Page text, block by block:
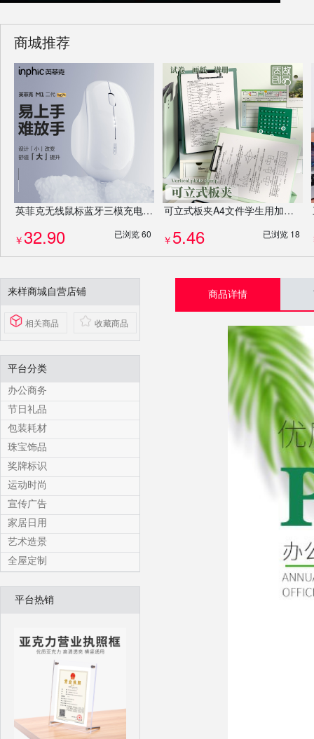
商城推荐
英菲克无线鼠标蓝牙三模充电静音商务办公家用笔记本充电静音鼠标
￥ 32.90 已浏览 60
可立式板夹A4文件学生用加厚板夹写字板垫板试卷夹竖版会议记录夹
￥ 5.46 已浏览 18
来样商城自营店铺
相关商品 收藏商品
平台分类
办公商务
节日礼品
包装耗材
珠宝饰品
奖牌标识
运动时尚
宣传广告
家居日用
艺术造景
全屋定制
平台热销
商品详情